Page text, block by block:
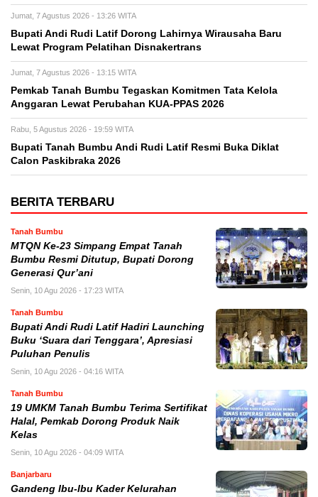
Jumat, 7 Agustus 2026 - 13:26 WITA
Bupati Andi Rudi Latif Dorong Lahirnya Wirausaha Baru
Lewat Program Pelatihan Disnakertrans
Jumat, 7 Agustus 2026 - 13:15 WITA
Pemkab Tanah Bumbu Tegaskan Komitmen Tata Kelola
Anggaran Lewat Perubahan KUA-PPAS 2026
Rabu, 5 Agustus 2026 - 19:59 WITA
Bupati Tanah Bumbu Andi Rudi Latif Resmi Buka Diklat
Calon Paskibraka 2026
BERITA TERBARU
Tanah Bumbu
MTQN Ke-23 Simpang Empat Tanah
Bumbu Resmi Ditutup, Bupati Dorong
Generasi Qur’ani
Senin, 10 Agu 2026 - 17:23 WITA
Tanah Bumbu
Bupati Andi Rudi Latif Hadiri Launching
Buku ‘Suara dari Tenggara’, Apresiasi
Puluhan Penulis
Senin, 10 Agu 2026 - 04:16 WITA
Tanah Bumbu
19 UMKM Tanah Bumbu Terima Sertifikat
Halal, Pemkab Dorong Produk Naik
Kelas
Senin, 10 Agu 2026 - 04:09 WITA
Banjarbaru
Gandeng Ibu-Ibu Kader Kelurahan